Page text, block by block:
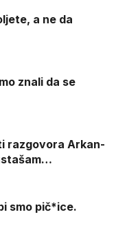
a ne da
znali da se
razgovora Arkan-
smo pič*ice.